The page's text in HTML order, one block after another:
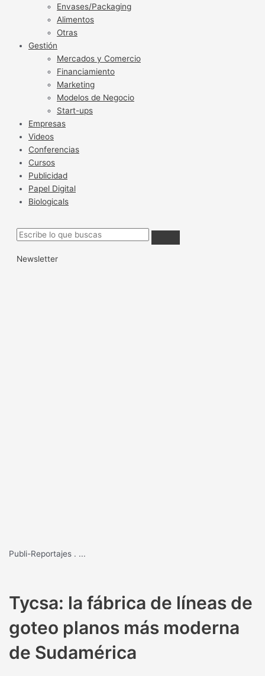
Envases/Packaging
Alimentos
Otras
Gestión
Mercados y Comercio
Financiamiento
Marketing
Modelos de Negocio
Start-ups
Empresas
Videos
Conferencias
Cursos
Publicidad
Papel Digital
Biologicals
Newsletter
Publi-Reportajes . ...
Tycsa: la fábrica de líneas de
goteo planos más moderna
de Sudamérica